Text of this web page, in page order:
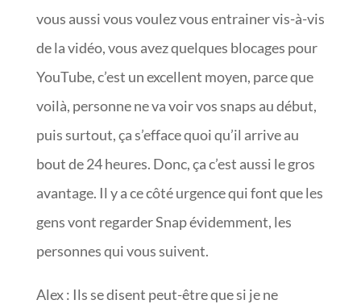
vous aussi vous voulez vous entrainer vis-à-vis
de la vidéo, vous avez quelques blocages pour
YouTube, c’est un excellent moyen, parce que
voilà, personne ne va voir vos snaps au début,
puis surtout, ça s’efface quoi qu’il arrive au
bout de 24 heures. Donc, ça c’est aussi le gros
avantage. Il y a ce côté urgence qui font que les
gens vont regarder Snap évidemment, les
personnes qui vous suivent.
Alex : Ils se disent peut-être que si je ne